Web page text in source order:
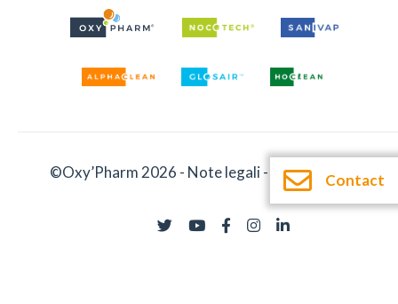
©Oxy’Pharm 2026 - Note legali- Documentatie
Contact